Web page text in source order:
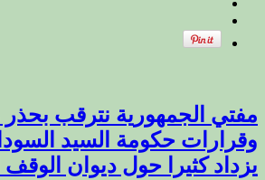
مفتي الجمهورية نترقب
وقرارات حكومة السيد
يزداد كثيرا حول ديوان